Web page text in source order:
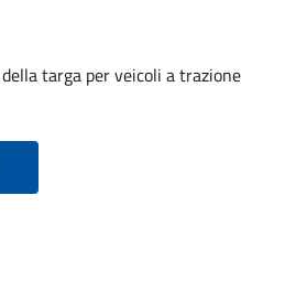
targa per veicoli a trazione